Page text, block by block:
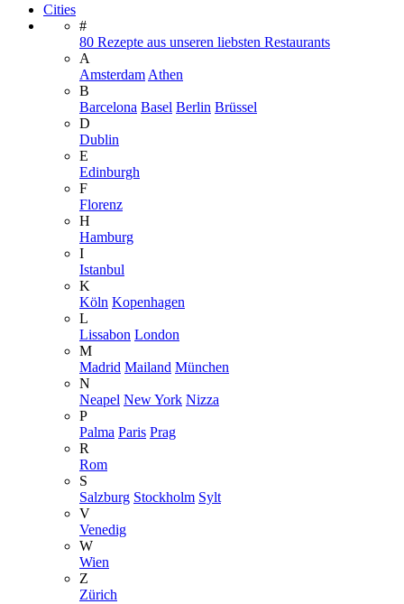
Cities
#
80 Rezepte aus unseren liebsten Restaurants
A
Amsterdam Athen
B
Barcelona Basel Berlin Brüssel
D
Dublin
E
Edinburgh
F
Florenz
H
Hamburg
I
Istanbul
K
Köln Kopenhagen
L
Lissabon London
M
Madrid Mailand München
N
Neapel New York Nizza
P
Palma Paris Prag
R
Rom
S
Salzburg Stockholm Sylt
V
Venedig
W
Wien
Z
Zürich